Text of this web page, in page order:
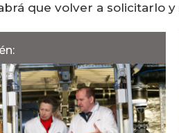
que volver a solicitarlo